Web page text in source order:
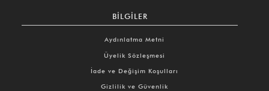
BILGILER
Aydınlatma Metni
Üyelik Sözleşmesi
İade ve Değişim Koşulları
Gizlilik ve Güvenlik